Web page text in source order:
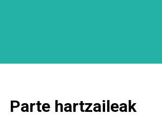
Parte hartzaileak